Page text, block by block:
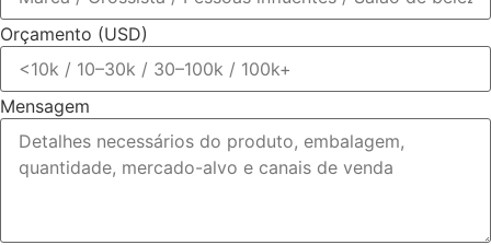
Orçamento (USD)
Mensagem